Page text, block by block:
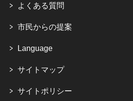
よくある質問
市民からの提案
Language
サイトマップ
サイトポリシー